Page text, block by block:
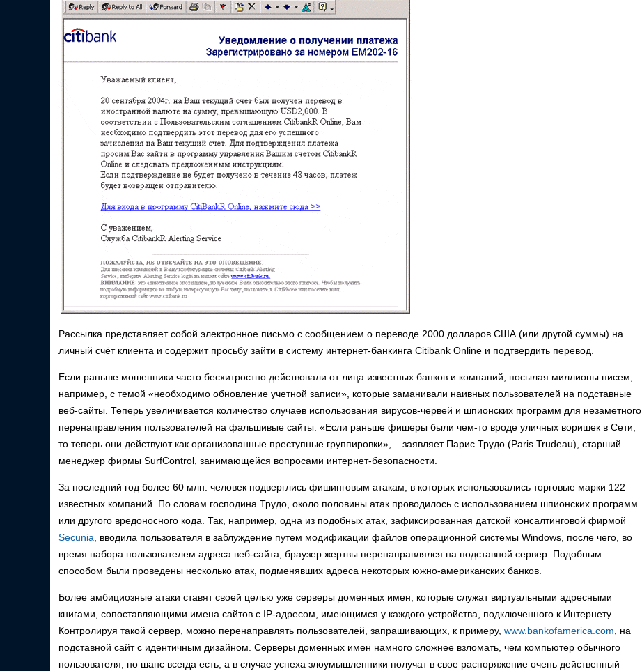
Рассылка представляет собой электронное письмо с сообщением о переводе 2000 долларов США (или другой суммы) на
личный счёт клиента и содержит просьбу зайти в систему интернет-банкинга Citibank Online и подтвердить перевод.
Если раньше мошенники часто бесхитростно действовали от лица известных банков и компаний, посылая миллионы писем,
например, с темой «необходимо обновление учетной записи», которые заманивали наивных пользователей на подставные
веб-сайты. Теперь увеличивается количество случаев использования вирусов-червей и шпионских программ для незаметного
перенаправления пользователей на фальшивые сайты. «Если раньше фишеры были чем-то вроде уличных воришек в Сети,
то теперь они действуют как организованные преступные группировки», – заявляет Парис Трудо (Paris Trudeau), старший
менеджер фирмы SurfControl, занимающейся вопросами интернет-безопасности.
За последний год более 60 млн. человек подверглись фишинговым атакам, в которых использовались торговые марки 122
известных компаний. По словам господина Трудо, около половины атак проводилось с использованием шпионских программ
или другого вредоносного кода. Так, например, одна из подобных атак, зафиксированная датской консалтинговой фирмой
Secunia , вводила пользователя в заблуждение путем модификации файлов операционной системы Windows, после чего, во
время набора пользователем адреса веб-сайта, браузер жертвы перенаправлялся на подставной сервер. Подобным
способом были проведены несколько атак, подменявших адреса некоторых южно-американских банков.
Более амбициозные атаки ставят своей целью уже серверы доменных имен, которые служат виртуальными адресными
книгами, сопоставляющими имена сайтов с IP-адресом, имеющимся у каждого устройства, подключенного к Интернету.
Контролируя такой сервер, можно перенаправлять пользователей, запрашивающих, к примеру, www.bankofamerica.com , на
подставной сайт с идентичным дизайном. Серверы доменных имен намного сложнее взломать, чем компьютер обычного
пользователя, но шанс всегда есть, а в случае успеха злоумышленники получат в свое распоряжение очень действенный